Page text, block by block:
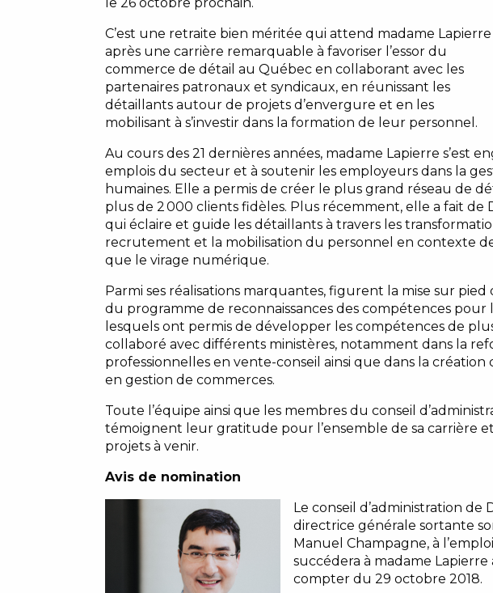
C’est une retraite bien méritée qui attend madame Lapierre
après une carrière remarquable à favoriser l’essor du
commerce de détail au Québec en collaborant avec les
partenaires patronaux et syndicaux, en réunissant les
détaillants autour de projets d’envergure et en les
mobilisant à s’investir dans la formation de leur personnel.
Au cours des 21 dernières années, madame Lapierre s’est
emplois du secteur et à soutenir les employeurs dans la
humaines. Elle a permis de créer le plus grand réseau de
plus de 2 000 clients fidèles. Plus récemment, elle a fait
qui éclaire et guide les détaillants à travers les
recrutement et la mobilisation du personnel en contexte
que le virage numérique.
Parmi ses réalisations marquantes, figurent la mise sur
du programme de reconnaissances des compétences pour
lesquels ont permis de développer les compétences de
collaboré avec différents ministères, notamment dans la
professionnelles en vente-conseil ainsi que dans la
en gestion de commerces.
Toute l’équipe ainsi que les membres du conseil
témoignent leur gratitude pour l’ensemble de sa carrière
projets à venir.
Avis de nomination
Le conseil d’administration de
directrice générale sortante
Manuel Champagne, à
succédera à madame
compter du 29 octobre 2018.